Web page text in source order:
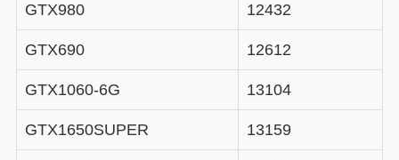
GTX980 12432
GTX690 12612
GTX1060-6G 13104
GTX1650SUPER 13159